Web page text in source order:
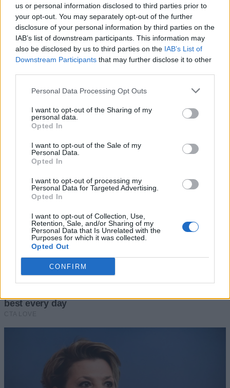
us or personal information disclosed to third parties prior to
your opt-out. You may separately opt-out of the further
disclosure of your personal information by third parties on the
IAB’s list of downstream participants. This information may
also be disclosed by us to third parties on the IAB’s List of
Downstream Participants that may further disclose it to other
Personal Data Processing Opt Outs
I want to opt-out of the Sharing of my
personal data.
Opted In
I want to opt-out of the Sale of my
Personal Data.
Opted In
I want to opt-out of processing my
Personal Data for Targeted Advertising.
Opted In
I want to opt-out of Collection, Use,
Retention, Sale, and/or Sharing of my
Personal Data that Is Unrelated with the
Purposes for which it was collected.
Opted Out
CONFIRM